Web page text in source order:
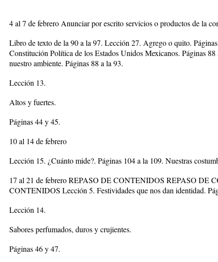
4 al 7 de febrero Anunciar por escrito servicios o productos de la
Libro de texto de la 90 a la 97. Lección 27. Agrego o quito.
Constitución Política de los Estados Unidos Mexicanos. Páginas
nuestro ambiente. Páginas 88 a la 93.
Lección 13.
Altos y fuertes.
Páginas 44 y 45.
10 al 14 de febrero
Lección 15. ¿Cuánto mide?. Páginas 104 a la 109. Nuestras
17 al 21 de febrero REPASO DE CONTENIDOS REPASO DE
CONTENIDOS Lección 5. Festividades que nos dan identidad.
Lección 14.
Sabores perfumados, duros y crujientes.
Páginas 46 y 47.